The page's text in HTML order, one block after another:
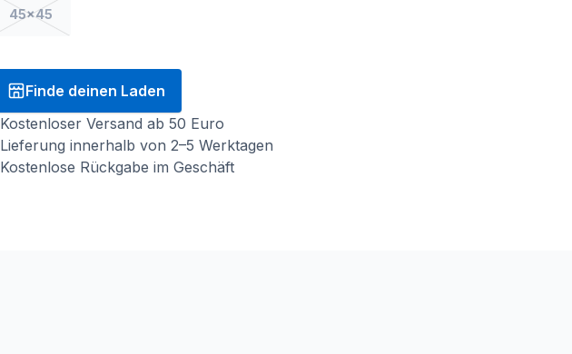
45x45
Finde deinen Laden
Kostenloser Versand ab 50 Euro
Lieferung innerhalb von 2–5 Werktagen
Kostenlose Rückgabe im Geschäft